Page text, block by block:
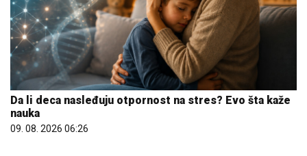
Da li deca nasleđuju otpornost na stres? Evo šta kaže
nauka
09. 08. 2026 06:26